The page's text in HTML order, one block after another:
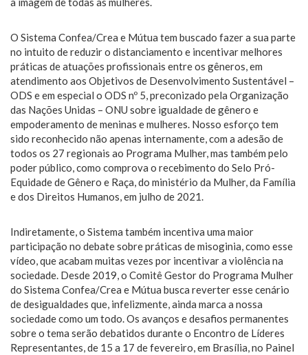
O Sistema Confea/Crea e Mútua tem buscado fazer a sua parte
no intuito de reduzir o distanciamento e incentivar melhores
práticas de atuações profissionais entre os gêneros, em
atendimento aos Objetivos de Desenvolvimento Sustentável –
ODS e em especial o ODS nº 5, preconizado pela Organização
das Nações Unidas – ONU sobre igualdade de gênero e
empoderamento de meninas e mulheres. Nosso esforço tem
sido reconhecido não apenas internamente, com a adesão de
todos os 27 regionais ao Programa Mulher, mas também pelo
poder público, como comprova o recebimento do Selo Pró-
Equidade de Gênero e Raça, do ministério da Mulher, da Família
e dos Direitos Humanos, em julho de 2021.
Indiretamente, o Sistema também incentiva uma maior
participação no debate sobre práticas de misoginia, como esse
vídeo, que acabam muitas vezes por incentivar a violência na
sociedade. Desde 2019, o Comitê Gestor do Programa Mulher
do Sistema Confea/Crea e Mútua busca reverter esse cenário
de desigualdades que, infelizmente, ainda marca a nossa
sociedade como um todo. Os avanços e desafios permanentes
sobre o tema serão debatidos durante o Encontro de Líderes
Representantes, de 15 a 17 de fevereiro, em Brasília, no Painel